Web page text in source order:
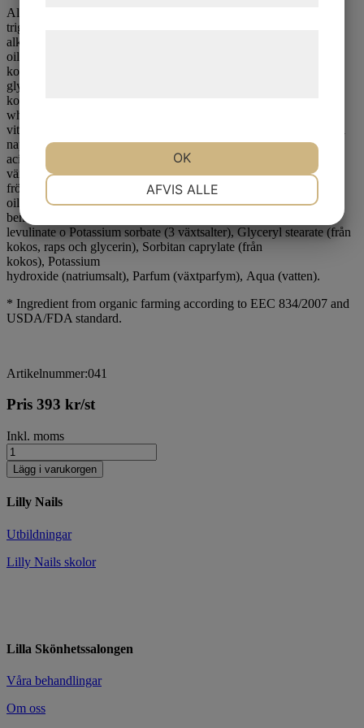
Aloe barbadensis leaf oil* (aloe vera), Caprylic/Capric
triglyceride (fett från kokos), Cetyl
alkohol (kokosfettvax), Helianthus annuus seed
oil* (solrosolja), Glycerin (från rapsolja), Cetearyl alcohol (från
kokos), Olea europaea fruit oil* (olivolja), Glyceryl oleate (från
glycerin och olivolja), Coco-Caprylate (från
kokos), Butyrospermum parkii butter* (sheasmör), Hydrolyzed
wheat protein (veteprotein), Sodium ascorbyl phosphate (C-
vitamin), Hamamelis virginiana leaf extract* (trollhassel), Brassica
napus seed oil (rapsolja), Betacarotene (karoten), Lactic
acid (mjölksyra), Cellulose o Sodiumacetate (2
växtfibrer), Tocopherol (E-vitamin), Beta-sitosterol (från frukt och
frön), Squalene (från olivolja), Rosa damascena flower
oil* (rosenolja), Glycine soja oil (sojaolja), Sodium
benzoate (natriumsalt), Sodium anisate o Sodium
levulinate o Potassium sorbate (3 växtsalter), Glyceryl stearate (från
kokos, raps och glycerin), Sorbitan caprylate (från
kokos), Potassium
hydroxide (natriumsalt), Parfum (växtparfym), Aqua (vatten).
* Ingredient from organic farming according to EEC 834/2007 and
USDA/FDA standard.
Artikelnummer:041
Pris 393 kr/st
Inkl. moms
Lägg i varukorgen
Lilly Nails
Utbildningar
Lilly Nails skolor
Lilla Skönhetssalongen
Våra behandlingar
Om oss
MARKETING STATISTIK
AFVIS ALLE
OK